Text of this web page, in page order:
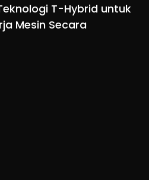
T-Hybrid untuk
Mesin Secara